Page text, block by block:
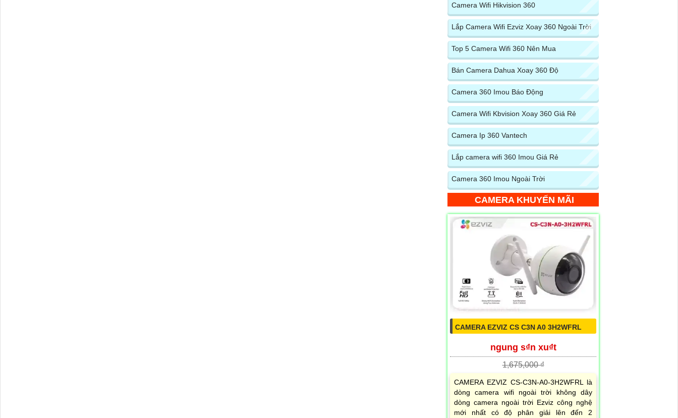
Camera Wifi Hikvision 360
Lắp Camera Wifi Ezviz Xoay 360 Ngoài Trời
Top 5 Camera Wifi 360 Nên Mua
Bán Camera Dahua Xoay 360 Độ
Camera 360 Imou Báo Động
Camera Wifi Kbvision Xoay 360 Giá Rẻ
Camera Ip 360 Vantech
Lắp camera wifi 360 Imou Giá Rẻ
Camera 360 Imou Ngoài Trời
CAMERA KHUYẾN MÃI
CAMERA EZVIZ CS C3N A0 3H2WFRL
ngung s₫n xu₫t
1,675,000 ₫
CAMERA EZVIZ CS-C3N-A0-3H2WFRL là
dòng camera wifi ngoài trời không dây
dòng camera ngoài trời Ezviz công nghệ
mới nhất có độ phân giải lên đến 2